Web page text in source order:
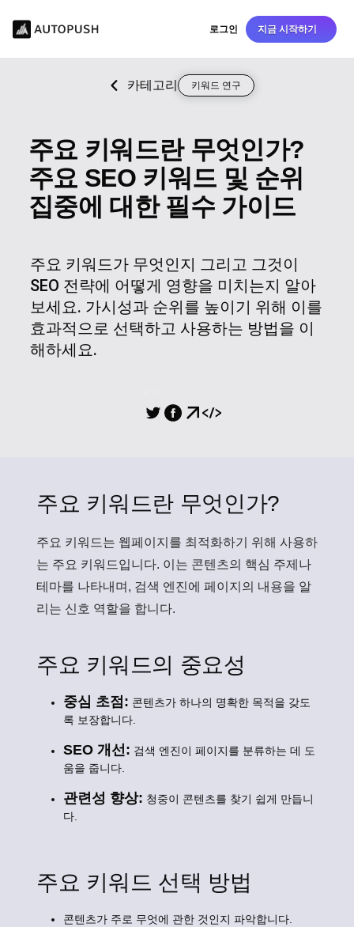
로그인 지금 시작하기
카테고리 키워드 연구
주요 키워드란 무엇인가?
주요 SEO 키워드 및 순위
집중에 대한 필수 가이드
주요 키워드가 무엇인지 그리고 그것이
SEO 전략에 어떻게 영향을 미치는지 알아
보세요. 가시성과 순위를 높이기 위해 이를
효과적으로 선택하고 사용하는 방법을 이
해하세요.
주요 키워드란 무엇인가?
주요 키워드는 웹페이지를 최적화하기 위해 사용하
는 주요 키워드입니다. 이는 콘텐츠의 핵심 주제나
테마를 나타내며, 검색 엔진에 페이지의 내용을 알
리는 신호 역할을 합니다.
주요 키워드의 중요성
중심 초점: 콘텐츠가 하나의 명확한 목적을 갖도
록 보장합니다.
SEO 개선: 검색 엔진이 페이지를 분류하는 데 도
움을 줍니다.
관련성 향상: 청중이 콘텐츠를 찾기 쉽게 만듭니
다.
주요 키워드 선택 방법
콘텐츠가 주로 무엇에 관한 것인지 파악합니다.